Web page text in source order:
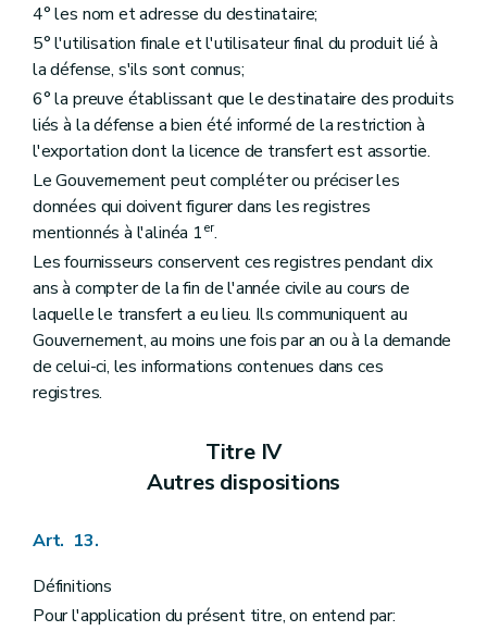
4° les nom et adresse du destinataire;
5° l'utilisation finale et l'utilisateur final du produit lié à
la défense, s'ils sont connus;
6° la preuve établissant que le destinataire des produits
liés à la défense a bien été informé de la restriction à
l'exportation dont la licence de transfert est assortie.
Le Gouvernement peut compléter ou préciser les
données qui doivent figurer dans les registres
mentionnés à l'alinéa 1er.
Les fournisseurs conservent ces registres pendant dix
ans à compter de la fin de l'année civile au cours de
laquelle le transfert a eu lieu. Ils communiquent au
Gouvernement, au moins une fois par an ou à la demande
de celui-ci, les informations contenues dans ces
registres.
Titre IV
Autres dispositions
Art. 13.
Définitions
Pour l'application du présent titre, on entend par: